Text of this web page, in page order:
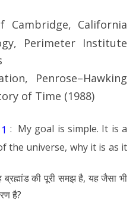
California
Perimeter Institute
Penrose–Hawking
of Time (1988)
: My goal is simple. It is a
the universe, why it is as it
ब्रह्मांड की पूरी समझ है, यह जैसा भी
है?